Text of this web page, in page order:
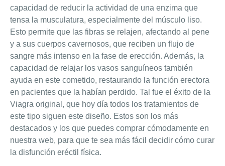
capacidad de reducir la actividad de una enzima que
tensa la musculatura, especialmente del músculo liso.
Esto permite que las fibras se relajen, afectando al pene
y a sus cuerpos cavernosos, que reciben un flujo de
sangre más intenso en la fase de erección. Además, la
capacidad de relajar los vasos sanguíneos también
ayuda en este cometido, restaurando la función erectora
en pacientes que la habían perdido. Tal fue el éxito de la
Viagra original, que hoy día todos los tratamientos de
este tipo siguen este diseño. Estos son los más
destacados y los que puedes comprar cómodamente en
nuestra web, para que te sea más fácil decidir cómo curar
la disfunción eréctil física.